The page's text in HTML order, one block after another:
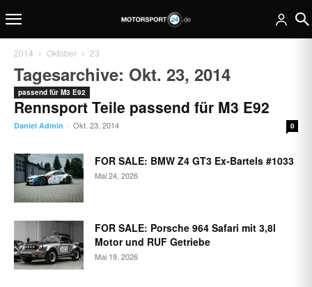
2014 Oktober 23
Tagesarchive: Okt. 23, 2014
passend für M3 E92
Rennsport Teile passend für M3 E92
Daniel Admin - Okt. 23, 2014 0
FOR SALE: BMW Z4 GT3 Ex-Bartels #1033
Mai 24, 2026
FOR SALE: Porsche 964 Safari mit 3,8l
Motor und RUF Getriebe
Mai 19, 2026